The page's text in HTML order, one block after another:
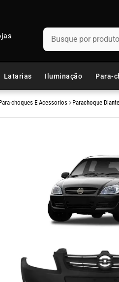
Busque por produto,
Latarias Iluminação Para-
choques E Acessorios Parachoque
TERMOS MAIS BUSCADOS
1º
fusca
2º
capo
assoalho
calha chuva